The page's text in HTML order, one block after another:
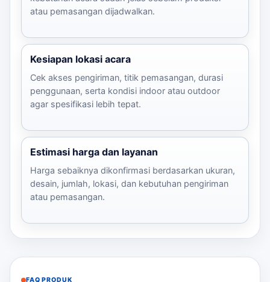
atau pemasangan dijadwalkan.
Kesiapan lokasi acara
Cek akses pengiriman, titik pemasangan, durasi
penggunaan, serta kondisi indoor atau outdoor
agar spesifikasi lebih tepat.
Estimasi harga dan layanan
Harga sebaiknya dikonfirmasi berdasarkan ukuran,
desain, jumlah, lokasi, dan kebutuhan pengiriman
atau pemasangan.
FAQ PRODUK